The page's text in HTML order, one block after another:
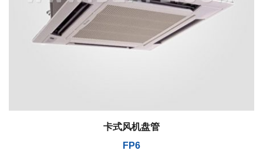
卡式风机盘管
FP6